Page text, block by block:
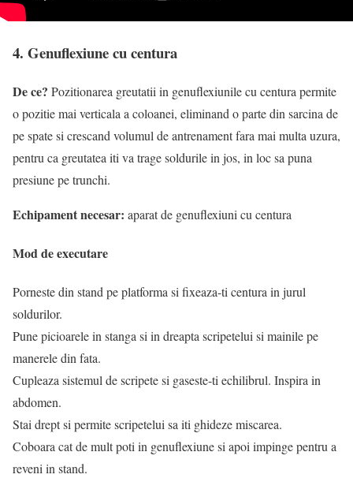
4. Genuflexiune cu centura
De ce? Pozitionarea greutatii in genuflexiunile cu centura permite
o pozitie mai verticala a coloanei, eliminand o parte din sarcina de
pe spate si crescand volumul de antrenament fara mai multa uzura,
pentru ca greutatea iti va trage soldurile in jos, in loc sa puna
presiune pe trunchi.
Echipament necesar: aparat de genuflexiuni cu centura
Mod de executare
Porneste din stand pe platforma si fixeaza-ti centura in jurul
soldurilor.
Pune picioarele in stanga si in dreapta scripetelui si mainile pe
manerele din fata.
Cupleaza sistemul de scripete si gaseste-ti echilibrul. Inspira in
abdomen.
Stai drept si permite scripetelui sa iti ghideze miscarea.
Coboara cat de mult poti in genuflexiune si apoi impinge pentru a
reveni in stand.